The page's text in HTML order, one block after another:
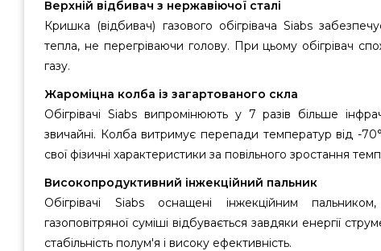
Верхній відбивач з нержавіючої сталі
Кришка (відбивач) газового обігрівача Siabs
тепла, не перегріваючи голову. При цьому обігрівач
газу.
Жароміцна колба із загартованого скла
Обігрівачі Siabs випромінюють у 7 разів більше
звичайні. Колба витримує перепади температур від -
свої фізичні характеристики за повільного зростання
Високопродуктивний інжекційний пальник
Обігрівачі Siabs оснащені інжекційним
газоповітряної суміші відбувається завдяки енергії
стабільність полум'я і високу ефективність.